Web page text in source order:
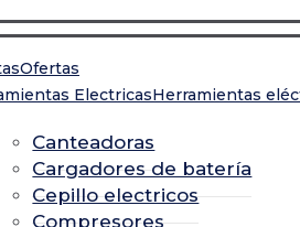
Ofertas
Herramientas
Canteadoras
Cargadores de batería
Cepillo electricos
Compresores